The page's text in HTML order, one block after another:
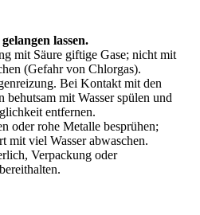
lassen.
mit Säure giftige Gase; nicht mit
(Gefahr von Chlorgas).
Bei Kontakt mit den
behutsam mit Wasser spülen und
entfernen.
oder rohe Metalle besprühen;
mit viel Wasser abwaschen.
Verpackung oder